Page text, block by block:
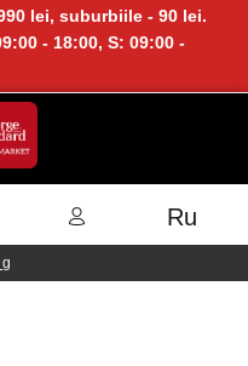
lei, suburbiile - 90 lei.
- 18:00, S: 09:00 -
Ru